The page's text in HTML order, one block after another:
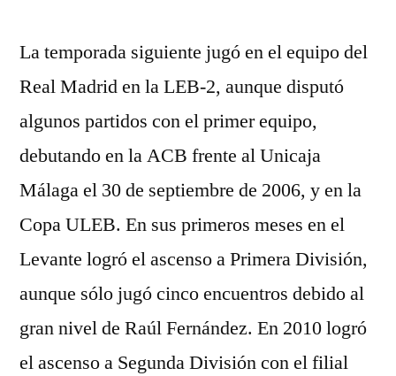
La temporada siguiente jugó en el equipo del
Real Madrid en la LEB-2, aunque disputó
algunos partidos con el primer equipo,
debutando en la ACB frente al Unicaja
Málaga el 30 de septiembre de 2006, y en la
Copa ULEB. En sus primeros meses en el
Levante logró el ascenso a Primera División,
aunque sólo jugó cinco encuentros debido al
gran nivel de Raúl Fernández. En 2010 logró
el ascenso a Segunda División con el filial